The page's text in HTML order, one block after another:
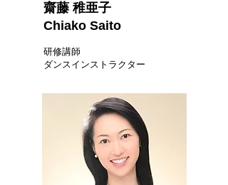
齋藤 稚亜子
Chiako Saito
研修講師
ダンスインストラクター